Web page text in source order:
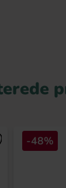
-48%